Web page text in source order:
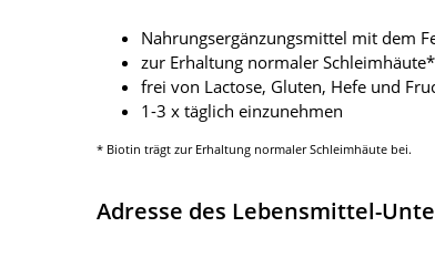
Nahrungsergänzungsmittel mit dem
zur Erhaltung normaler Schleimhäute*
frei von Lactose, Gluten, Hefe und
1-3 x täglich einzunehmen
* Biotin trägt zur Erhaltung normaler Schleimhäute bei.
Adresse des Lebensmittel-